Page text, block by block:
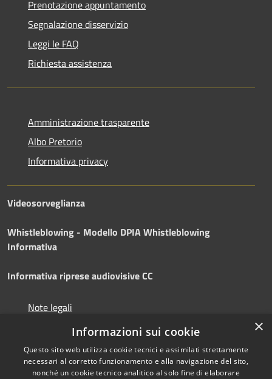
Prenotazione appuntamento
Segnalazione disservizio
Leggi le FAQ
Richiesta assistenza
Amministrazione trasparente
Albo Pretorio
Informativa privacy
Videosorveglianza
Whistleblowing - Modello DPIAWhistleblowing
Informativa
Informativa riprese audiovisive CC
Note legali
Dichiarazione di accessibilità
×
Informazioni sui cookie
Questo sito web utilizza cookie tecnici e assimilati strettamente
necessari al corretto funzionamento e alla navigazione del sito,
nonché un cookie tecnico analitico al solo fine di elaborare